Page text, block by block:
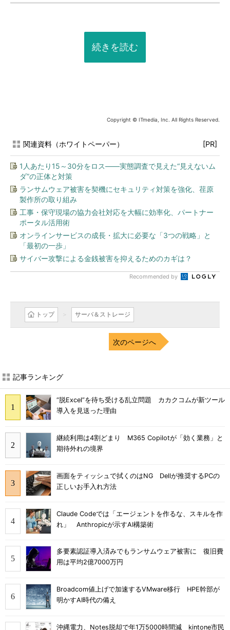
続きを読む
Copyright © ITmedia, Inc. All Rights Reserved.
関連資料（ホワイトペーパー） [PR]
1人あたり15～30分をロス――実態調査で見えた“見えないム
ダ”の正体と対策
ランサムウェア被害を契機にセキュリティ対策を強化、荏原
製作所の取り組み
工事・保守現場の協力会社対応を大幅に効率化、パートナー
ポータル活用術
オンラインサービスの成長・拡大に必要な「3つの戦略」と
「最初の一歩」
サイバー攻撃による金銭被害を抑えるためのカギは？
Recommended by
トップ サーバ＆ストレージ
次のページへ
記事ランキング
“脱Excel”を待ち受ける乱立問題 カカクコムが新ツール
導入を見送った理由
継続利用は4割どまり M365 Copilotが「効く業務」と
期待外れの境界
画面をティッシュで拭くのはNG Dellが推奨するPCの
正しいお手入れ方法
Claude Codeでは「エージェントを作るな、スキルを作
れ」 Anthropicが示すAI構築術
多要素認証導入済みでもランサムウェア被害に 復旧費
用は平均2億7000万円
Broadcom値上げで加速するVMware移行 HPE幹部が
明かすAI時代の備え
沖縄電力、Notes脱却で年1万5000時間減 kintone市民